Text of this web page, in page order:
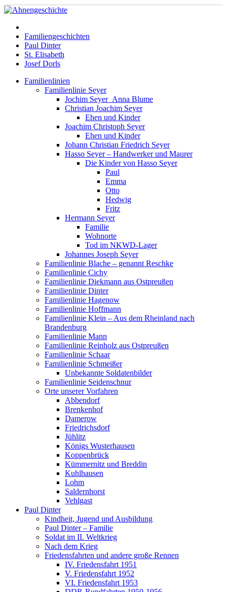
Familiengeschichten
Paul Dinter
St. Elisabeth
Josef Dorls
Familienlinien
Familienlinie Seyer
Jochim Seyer_Anna Blume
Christian Joachim Seyer
Ehen und Kinder
Joachim Christoph Seyer
Ehen und Kinder
Johann Christian Friedrich Seyer
Hasso Seyer – Handwerker und Maurer
Die Kinder von Hasso Seyer
Paul
Emma
Otto
Hedwig
Fritz
Hermann Seyer
Familie
Wohnorte
Tod im NKWD-Lager
Johannes Joseph Seyer
Familienlinie Blache – genannt Reschke
Familienlinie Cichy
Familienlinie Diekmann aus Ostpreußen
Familienlinie Dinter
Familienlinie Hagenow
Familienlinie Hoffmann
Familienlinie Klein – Aus dem Rheinland nach
Brandenburg
Familienlinie Mann
Familienlinie Reinholz aus Ostpreußen
Familienlinie Schaar
Familienlinie Schmeißer
Unbekannte Soldatenbilder
Familienlinie Seidenschnur
Orte unserer Vorfahren
Abbendorf
Brenkenhof
Damerow
Friedrichsdorf
Jühlitz
Königs Wusterhausen
Koppenbrück
Kümmernitz und Breddin
Kuhlhausen
Lohm
Saldernhorst
Vehlgast
Paul Dinter
Kindheit, Jugend und Ausbildung
Paul Dinter – Familie
Soldat im II. Weltkrieg
Nach dem Krieg
Friedensfahrten und andere große Rennen
IV. Friedensfahrt 1951
V. Friedensfahrt 1952
VI. Friedensfahrt 1953